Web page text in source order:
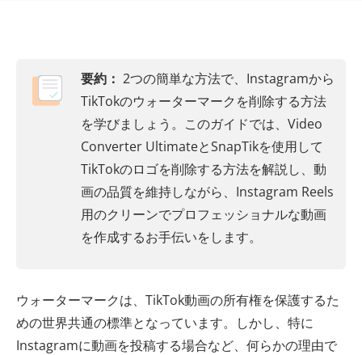
要約： 2つの簡単な方法で、Instagramから
TikTokのウォーターマークを削除する方法
を学びましょう。このガイドでは、Video
Converter UltimateとSnapTikを使用して
TikTokのロゴを削除する方法を解説し、動
画の品質を維持しながら、Instagram Reels
用のクリーンでプロフェッショナルな動画
を作成するお手伝いをします。
ウォーターマークは、TikTok動画の所有権を保護するた
めの世界共通の標準となっています。しかし、特に
Instagramに動画を投稿する場合など、何らかの理由で